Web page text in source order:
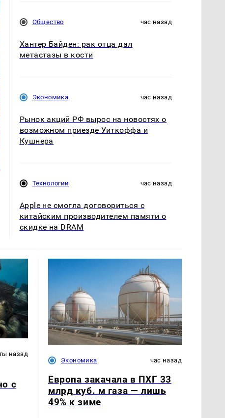
Общество час назад
Хантер Байден: рак отца дал
метастазы в кости
Экономика час назад
Рынок акций РФ вырос на новостях о
возможном приезде Уиткоффа и
Кушнера
Технологии час назад
Apple не смогла договориться с
китайским производителем памяти о
скидке на DRAM
назад
с
Экономика час назад
Европа закачала в ПХГ 33
млрд куб. м газа — лишь
49% к зиме